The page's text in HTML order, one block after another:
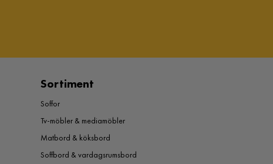
Sortiment
Soffor
Tv-möbler & mediamöbler
Matbord & köksbord
Soffbord & vardagsrumsbord